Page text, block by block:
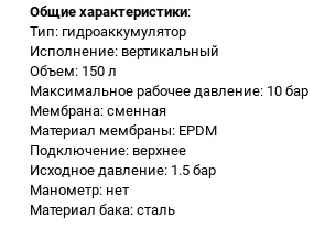
Грузоподъемное
оборудование
Гидроаккумуляторы и
расширительные баки
Вытяжная вентиляция
Вибротехника
Общие характеристики:
Тип: гидроаккумулятор
Исполнение: вертикальный
Объем: 150 л
Максимальное рабочее давление: 10 бар
Мембрана: сменная
Материал мембраны: EPDM
Подключение: верхнее
Исходное давление: 1.5 бар
Манометр: нет
Материал бака: сталь